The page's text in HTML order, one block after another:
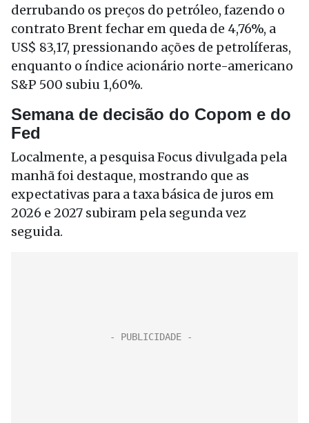
derrubando os preços do petróleo, fazendo o
contrato Brent fechar em queda de 4,76%, a
US$ 83,17, pressionando ações de petrolíferas,
enquanto o índice acionário norte-americano
S&P 500 subiu 1,60%.
Semana de decisão do Copom e do
Fed
Localmente, a pesquisa Focus divulgada pela
manhã foi destaque, mostrando que as
expectativas para a taxa básica de juros em
2026 e 2027 subiram pela segunda vez
seguida.